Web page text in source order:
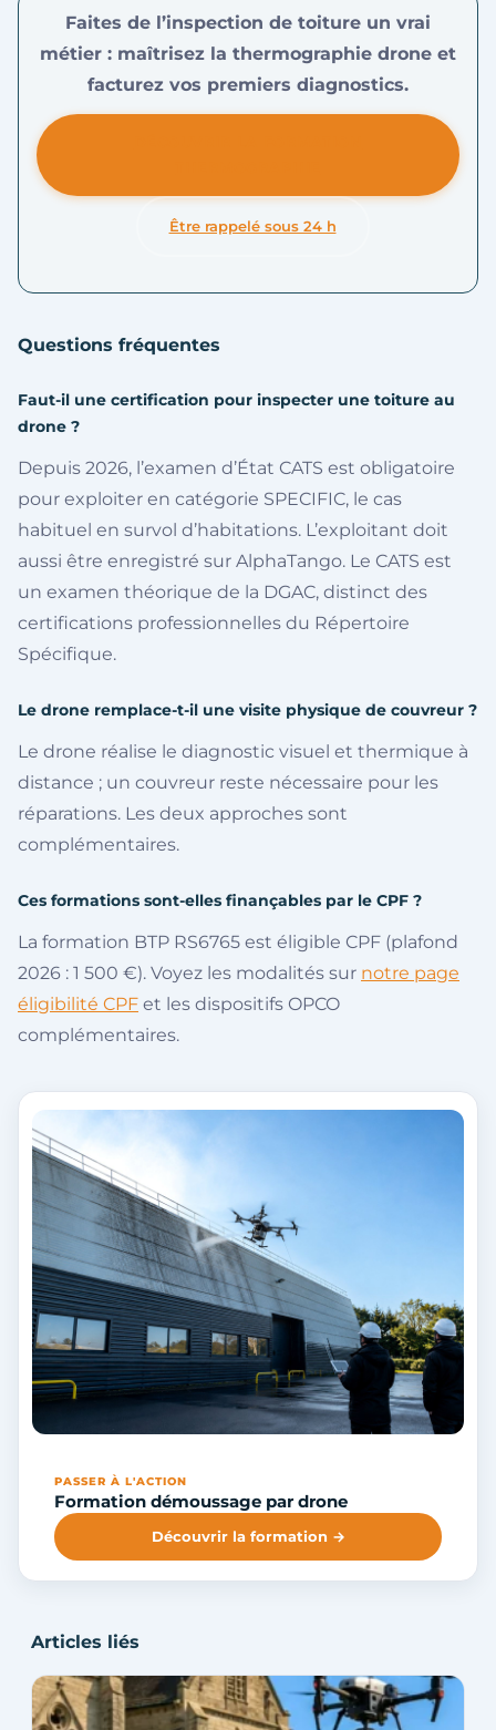
Faites de l’inspection de toiture un vrai
métier : maîtrisez la thermographie drone et
facturez vos premiers diagnostics.
Être rappelé sous 24 h
Questions fréquentes
Faut-il une certification pour inspecter une toiture au
drone ?
Depuis 2026, l’examen d’État CATS est obligatoire
pour exploiter en catégorie SPECIFIC, le cas
habituel en survol d’habitations. L’exploitant doit
aussi être enregistré sur AlphaTango. Le CATS est
un examen théorique de la DGAC, distinct des
certifications professionnelles du Répertoire
Spécifique.
Le drone remplace-t-il une visite physique de couvreur ?
Le drone réalise le diagnostic visuel et thermique à
distance ; un couvreur reste nécessaire pour les
réparations. Les deux approches sont
complémentaires.
Ces formations sont-elles finançables par le CPF ?
La formation BTP RS6765 est éligible CPF (plafond
2026 : 1 500 €). Voyez les modalités sur notre page
éligibilité CPF et les dispositifs OPCO
complémentaires.
PASSER À L'ACTION
Formation démoussage par drone
Découvrir la formation →
Articles liés